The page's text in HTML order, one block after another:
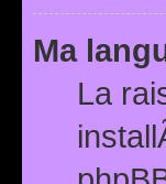
Ma
La